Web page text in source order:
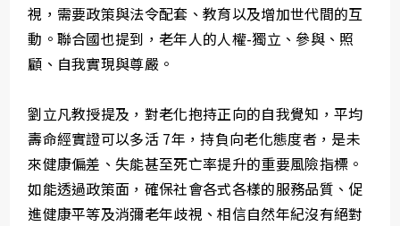
視，需要政策與法令配套、教育以及增加世代間的互
動。聯合國也提到，老年人的人權-獨立、參與、照
顧、自我實現與尊嚴。
劉立凡教授提及，對老化抱持正向的自我覺知，平均
壽命經實證可以多活 7年，持負向老化態度者，是未
來健康偏差、失能甚至死亡率提升的重要風險指標。
如能透過政策面，確保社會各式各樣的服務品質、促
進健康平等及消彌老年歧視、相信自然年紀沒有絕對